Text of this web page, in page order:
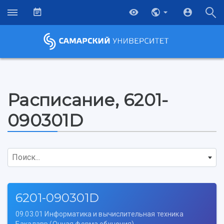
Расписание, 6201-
090301D
Поиск...
6201-090301D
09.03.01 Информатика и вычислительная техника